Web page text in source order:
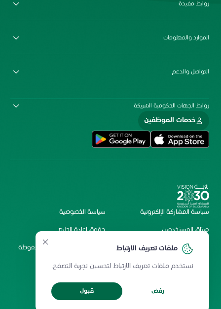
ملفات تعريف الارتباط
نستخدم ملفات تعريف الارتباط لتحسين تجربة التصفح.
رفض قبول
روابط مفيدة
الموارد والمعلومات
التواصل والدعم
روابط الجهات الحكومية الشريكة
خدمات الموظفين
سياسة المشاركة الإلكترونية
سياسة الخصوصية
ميثاق المستخدمين
حقوق إعادة الطبع
شروط الاستخدام
2026 جميع الحقوق محفوظة
التخصصي ومركز الأبحاث